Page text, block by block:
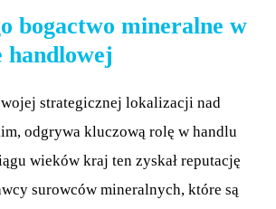
bogactwo mineralne w
handlowej
strategicznej lokalizacji nad
odgrywa kluczową rolę w handlu
wieków kraj ten zyskał reputację
surowców mineralnych, które są